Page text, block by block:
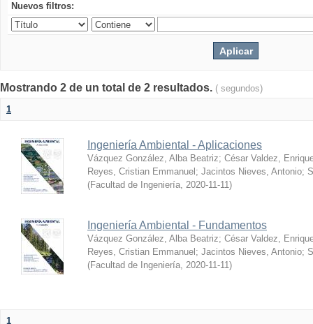
Nuevos filtros:
Mostrando 2 de un total de 2 resultados. ( segundos)
1
Ingeniería Ambiental - Aplicaciones
Vázquez González, Alba Beatriz; César Valdez,
Reyes, Cristian Emmanuel ; Jacintos Nieves, Antonio;
(Facultad de Ingeniería, 2020-11-11)
Ingeniería Ambiental - Fundamentos
Vázquez González, Alba Beatriz; César Valdez,
Reyes, Cristian Emmanuel ; Jacintos Nieves, Antonio;
(Facultad de Ingeniería, 2020-11-11)
1